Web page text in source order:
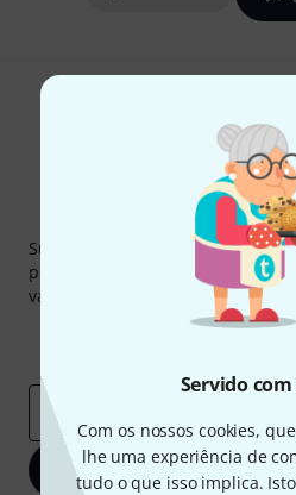
Servido
Com os nossos cookies,
lhe uma experiência de
tudo o que isso implica.
Newsletter
Subscreva a Newsletter da
pouco de sorte você poderá
valor de
Contribuições
Endereço de e-mail
Inscreva-se